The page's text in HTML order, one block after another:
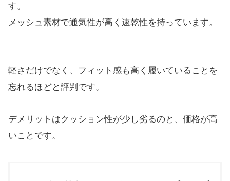
す。
メッシュ素材で通気性が高く速乾性を持っています。
軽さだけでなく、フィット感も高く履いていることを
忘れるほどと評判です。
デメリットはクッション性が少し劣るのと、価格が高
いことです。